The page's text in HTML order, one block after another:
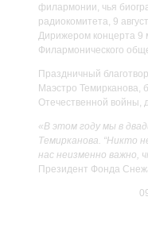
филармонии, чья
радиокомитета, 9
Дирижером концерта 9
Филармонического
Праздничный
Маэстро Темирканова,
Отечественной войны,
«В этом году мы в
Темирканова. “Никто
нас неизменно важно,
Президент Фонда